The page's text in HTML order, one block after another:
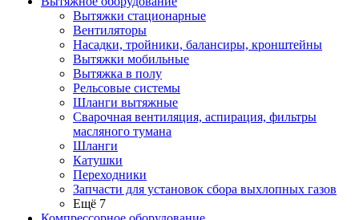
Вытяжки стационарные
Вентиляторы
Насадки, тройники, балансиры, кронштейны
Вытяжки мобильные
Вытяжка в полу
Рельсовые системы
Шланги вытяжные
Сварочная вентиляция, аспирация, фильтры
масляного тумана
Шланги
Катушки
Переходники
Запчасти для установок сбора выхлопных газов
Ещё 7